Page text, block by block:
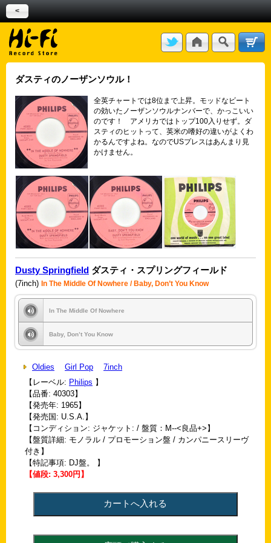
<
ダスティのノーザンソウル！
全英チャートでは8位まで上昇。モッドなビート
の効いたノーザンソウルナンバーで、かっこいい
のです！ アメリカではトップ100入りせず。ダ
スティのヒットって、英米の嗜好の違いがよくわ
かるんですよね。なのでUSプレスはあんまり見
かけません。
Dusty Springfield ダスティ・スプリングフィールド
(7inch) In The Middle Of Nowhere / Baby, Don’t You Know
In The Middle Of Nowhere
Baby, Don’t You Know
Oldies Girl Pop
7inch
【レーベル: Philips 】
【品番: 40303】
【発売年: 1965】
【発売国: U.S.A.】
【コンディション: ジャケット: / 盤質：M--<良品+>】
【盤質詳細: モノラル / プロモーション盤 / カンパニースリーヴ
付き】
【特記事項: DJ盤。 】
【値段: 3,300円】